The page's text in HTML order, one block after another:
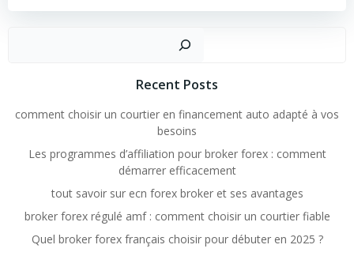
Rechercher
Recent Posts
comment choisir un courtier en financement auto adapté à vos
besoins
Les programmes d’affiliation pour broker forex : comment
démarrer efficacement
tout savoir sur ecn forex broker et ses avantages
broker forex régulé amf : comment choisir un courtier fiable
Quel broker forex français choisir pour débuter en 2025 ?